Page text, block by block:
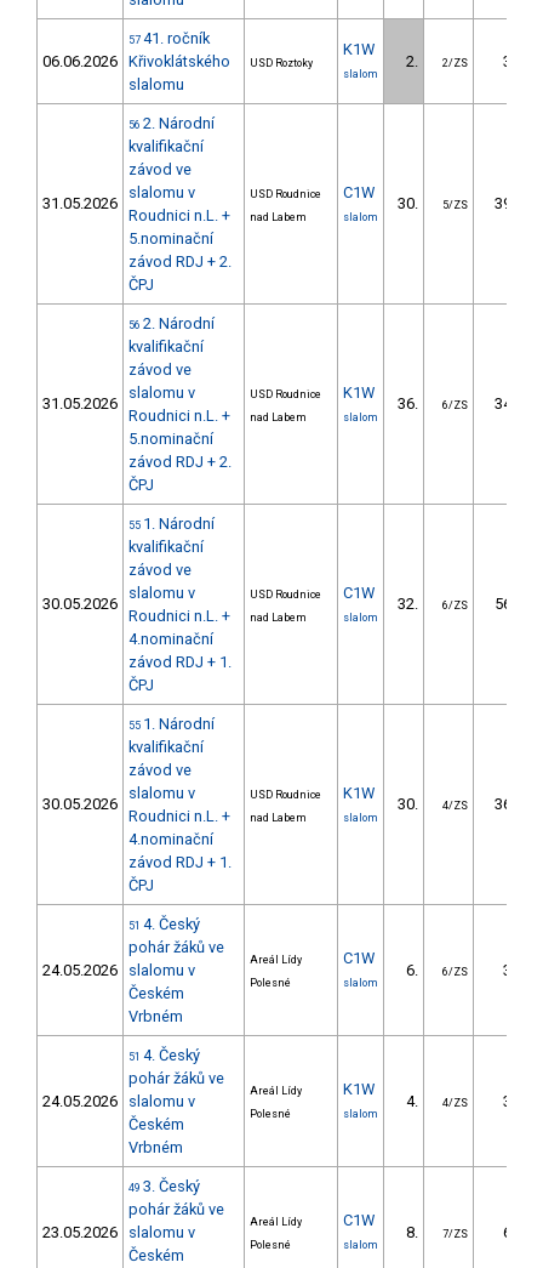
06.06.2026
57 41. ročník
Křivoklátského
slalomu
USD Roztoky
K1W
slalom
2. 2/ZS 3.25
31.05.2026
56 2. Národní
kvalifikační
závod ve
slalomu v
Roudnici n.L. +
5.nominační
závod RDJ + 2.
ČPJ
USD Roudnice
nad Labem
C1W
slalom
30. 5/ZS 39.33
31.05.2026
56 2. Národní
kvalifikační
závod ve
slalomu v
Roudnici n.L. +
5.nominační
závod RDJ + 2.
ČPJ
USD Roudnice
nad Labem
K1W
slalom
36. 6/ZS 34.00
30.05.2026
55 1. Národní
kvalifikační
závod ve
slalomu v
Roudnici n.L. +
4.nominační
závod RDJ + 1.
ČPJ
USD Roudnice
nad Labem
C1W
slalom
32. 6/ZS 56.00
30.05.2026
55 1. Národní
kvalifikační
závod ve
slalomu v
Roudnici n.L. +
4.nominační
závod RDJ + 1.
ČPJ
USD Roudnice
nad Labem
K1W
slalom
30. 4/ZS 36.69
24.05.2026
51 4. Český
pohár žáků ve
slalomu v
Českém
Vrbném
Areál Lídy
Polesné
C1W
slalom
6. 6/ZS 3.07
24.05.2026
51 4. Český
pohár žáků ve
slalomu v
Českém
Vrbném
Areál Lídy
Polesné
K1W
slalom
4. 4/ZS 3.38
23.05.2026
49 3. Český
pohár žáků ve
slalomu v
Českém
Areál Lídy
Polesné
C1W
slalom
8. 7/ZS 6.50